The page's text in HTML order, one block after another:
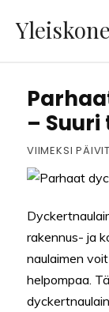
Yleiskone
TYÖKALUT
–
VIIMEKSI
rakennus- ja
naulaimen
helpompaa.